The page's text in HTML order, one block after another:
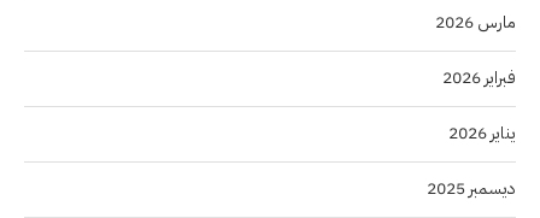
مارس 2026
فبراير 2026
يناير 2026
ديسمبر 2025